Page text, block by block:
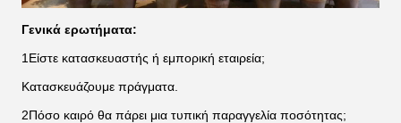
Γενικά ερωτήματα:
1Είστε κατασκευαστής ή εμπορική εταιρεία;
Κατασκευάζουμε πράγματα.
2Πόσο καιρό θα πάρει μια τυπική παραγγελία ποσότητας;